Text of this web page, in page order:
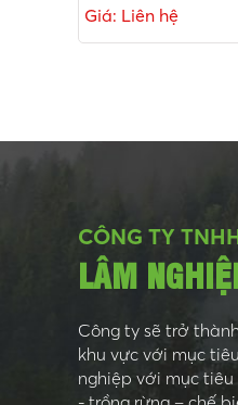
Giá: Liên hệ
CÔNG TY
LÂM
Công ty sẽ trở
khu vực với mục
nghiệp với mục